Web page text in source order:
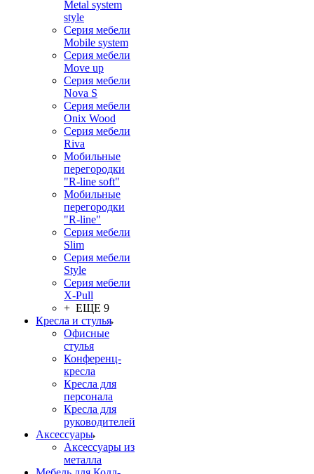
Metal system
style
Серия мебели
Mobile system
Серия мебели
Move up
Серия мебели
Nova S
Серия мебели
Onix Wood
Серия мебели
Riva
Мобильные
перегородки
"R-line soft"
Мобильные
перегородки
"R-line"
Серия мебели
Slim
Серия мебели
Style
Серия мебели
X-Pull
+ ЕЩЕ 9
Кресла и стулья
Офисные
стулья
Конференц-
кресла
Кресла для
персонала
Кресла для
руководителей
Аксессуары
Аксессуары из
металла